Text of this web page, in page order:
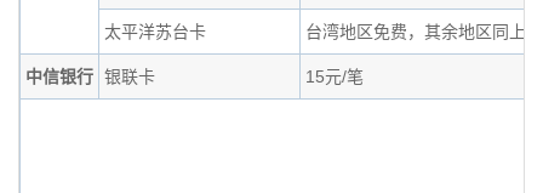
太平洋苏台卡 台湾地区免费，其余地区同上
中信银行 银联卡 15元/笔